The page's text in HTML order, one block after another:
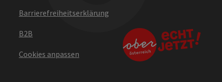
Barrierefreiheitserklärung
B2B
Cookies anpassen